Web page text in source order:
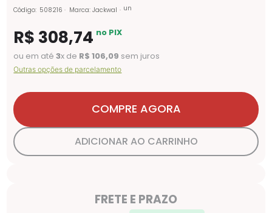
Código: 508216 Marca:Jackwal un
R$ 308,74 no PIX
ou em até3x de R$ 106,09 sem juros
Outras opções de parcelamento
COMPRE AGORA
ADICIONAR AO CARRINHO